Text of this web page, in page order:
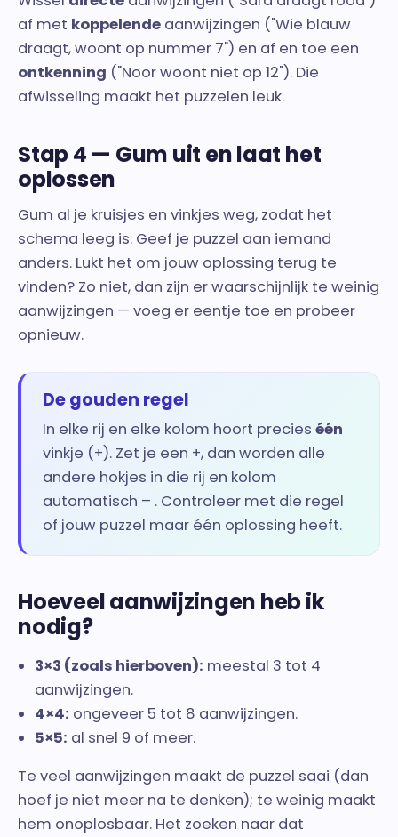
af met koppelende aanwijzingen ("Wie blauw
draagt, woont op nummer 7") en af en toe een
ontkenning ("Noor woont niet op 12"). Die
afwisseling maakt het puzzelen leuk.
Stap 4 — Gum uit en laat het
oplossen
Gum al je kruisjes en vinkjes weg, zodat het
schema leeg is. Geef je puzzel aan iemand
anders. Lukt het om jouw oplossing terug te
vinden? Zo niet, dan zijn er waarschijnlijk te weinig
aanwijzingen — voeg er eentje toe en probeer
opnieuw.
De gouden regel
In elke rij en elke kolom hoort precies één
vinkje (+). Zet je een +, dan worden alle
andere hokjes in die rij en kolom
automatisch – . Controleer met die regel
of jouw puzzel maar één oplossing heeft.
Hoeveel aanwijzingen heb ik
nodig?
3×3 (zoals hierboven): meestal 3 tot 4
aanwijzingen.
4×4: ongeveer 5 tot 8 aanwijzingen.
5×5: al snel 9 of meer.
Te veel aanwijzingen maakt de puzzel saai (dan
hoef je niet meer na te denken); te weinig maakt
hem onoplosbaar. Het zoeken naar dat